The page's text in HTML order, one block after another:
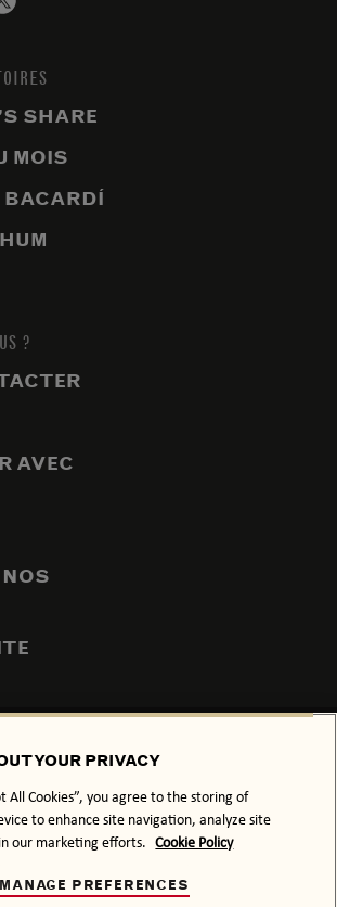
SHARE
MOIS
BACARDÍ
?
AVEC
CONDITIONS GÉNÉRALES
FAIRE SE DÉGUSTE AVEC SAGESSE.
YOUR PRIVACY
All Cookies”, you agree to the storing of
to enhance site navigation, analyze site
our marketing efforts. Cookie Policy
MANAGE PREFERENCES